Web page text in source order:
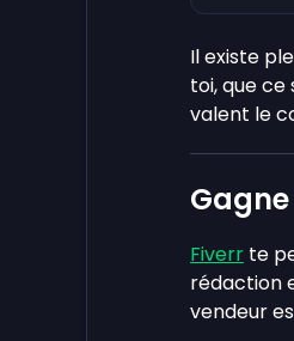
Il existe
toi, que
valent le
Fiverr te
rédaction
vendeur